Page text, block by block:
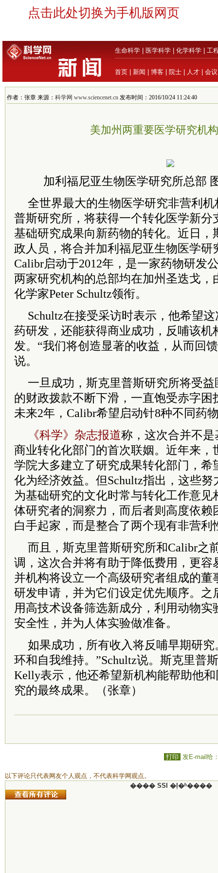
点击此处切换为手机版网页
生命科学 医学科学 化学科学 工
首页 新闻 博客 院士 人才 会议
作者：张章 来源： 科学网 www.sciencenet.cn 发布时间：2016/10/24 11:24:40
美加州两重要医学研究机
加利福尼亚生物医学研究所总部
全世界最大的生物医学研究非营利
普斯研究所，将获得一个转化医学新分
基础研究成果向新药物的转化。近日，
政人员，将合并加利福尼亚生物医学研
Calibr启动于2012年，是一家药物研发
两家研究机构的总部均在加州圣迭戈，
化学家Peter Schultz领衔。
Schultz在接受采访时表示，他希望
药研发，还能获得商业成功，反哺该机
发。“我们将创造显著的收益，从而回
说。
一旦成功，斯克里普斯研究所将受
的财政拨款不断下滑，一直饱受赤字困
未来2年，Calibr希望启动针8种不同药
《科学》杂志报道称，这次合并不
商业转化化部门的首次联姻。近年来，
学院大多建立了研究成果转化部门，希
化为经济效益。但Schultz指出，这些
为基础研究的文化时常与转化工作意见
体研究者的洞察力，而后者则高度依赖
白手起家，而是整合了两个现有非营利
而且，斯克里普斯研究所和Calibr之
调，这次合并将有助于降低费用，更容
并机构将设立一个高级研究者组成的董
研发申请，并为它们设定优先顺序。之
用高技术设备筛选新成分，利用动物实
安全性，并为人体实验做准备。
如果成功，所有收入将反哺早期研
环和自我维持。”Schultz说。斯克里普
Kelly表示，他还希望新机构能帮助他
究的最终成果。（张章）
打印 发E-mail给
以下评论只代表网友个人观点，不代表科学网观点。
���� SSI �ļ�ʱ����